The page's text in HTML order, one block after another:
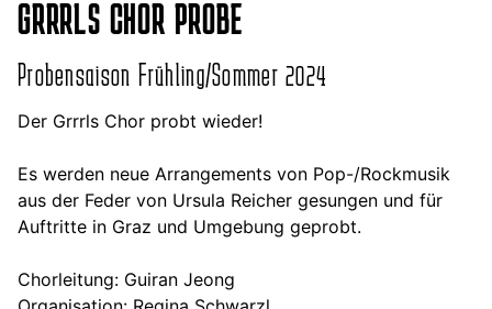
GRRRLS CHOR PROBE
Probensaison Frühling/Sommer 2024
Der Grrrls Chor probt wieder!
Es werden neue Arrangements von Pop-/Rockmusik
aus der Feder von Ursula Reicher gesungen und für
Auftritte in Graz und Umgebung geprobt.
Chorleitung: Guiran Jeong